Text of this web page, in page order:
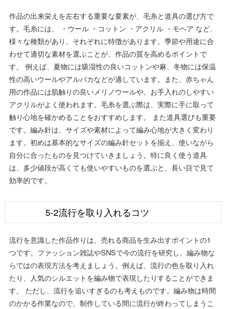
作品の出来栄えを左右する重要な要素が、毛糸と道具の選び方で
す。毛糸には、 ・ウール ・コットン ・アクリル ・モヘア など、
様々な種類があり、それぞれに特徴があります。季節や用途に合
わせて適切な素材を選ぶことが、作品の質を高めるポイントで
す。 例えば、夏物には吸湿性の良いコットンや麻、冬物には保温
性の高いウールやアルパカなどが適しています。また、赤ちゃん
用の作品には肌触りの良いメリノウールや、お手入れのしやすい
アクリルがよく使われます。毛糸を選ぶ際は、実際に手に取って
触り心地を確かめることをおすすめします。 また道具選びも重要
です。編み針は、サイズや素材によって編み心地が大きく変わり
ます。初めは基本的なサイズの編み針セットを揃え、使いながら
自分に合ったものを見つけていきましょう。特に良く使う道具
は、多少値段が高くても使いやすいものを選ぶと、長い目で見て
効率的です。
5-2流行を取り入れるコツ
流行を意識した作品作りは、売れる商品を生み出すポイントの1
つです。ファッション雑誌やSNSで今の流行を研究し、編み物な
らではの表現方法を考えましょう。例えば、流行の色を取り入れ
たり、人気のシルエットを編み物で表現したりすることができま
す。 ただし、流行を追いすぎるのも考えものです。編み物は時間
のかかる作業なので、制作している間に流行が終わってしまうこ